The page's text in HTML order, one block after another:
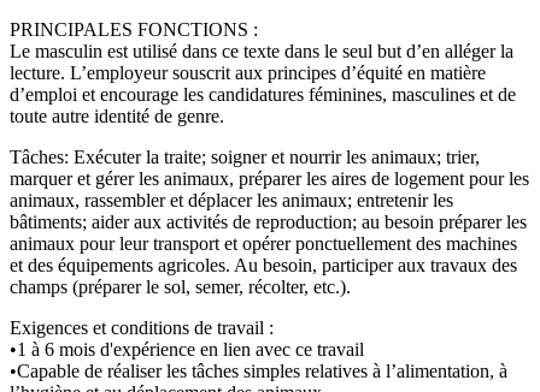
PRINCIPALES FONCTIONS :
Le masculin est utilisé dans ce texte dans le seul but d’en alléger la
lecture. L’employeur souscrit aux principes d’équité en matière
d’emploi et encourage les candidatures féminines, masculines et de
toute autre identité de genre.
Tâches: Exécuter la traite; soigner et nourrir les animaux; trier,
marquer et gérer les animaux, préparer les aires de logement pour les
animaux, rassembler et déplacer les animaux; entretenir les
bâtiments; aider aux activités de reproduction; au besoin préparer les
animaux pour leur transport et opérer ponctuellement des machines
et des équipements agricoles. Au besoin, participer aux travaux des
champs (préparer le sol, semer, récolter, etc.).
Exigences et conditions de travail :
•1 à 6 mois d'expérience en lien avec ce travail
•Capable de réaliser les tâches simples relatives à l’alimentation, à